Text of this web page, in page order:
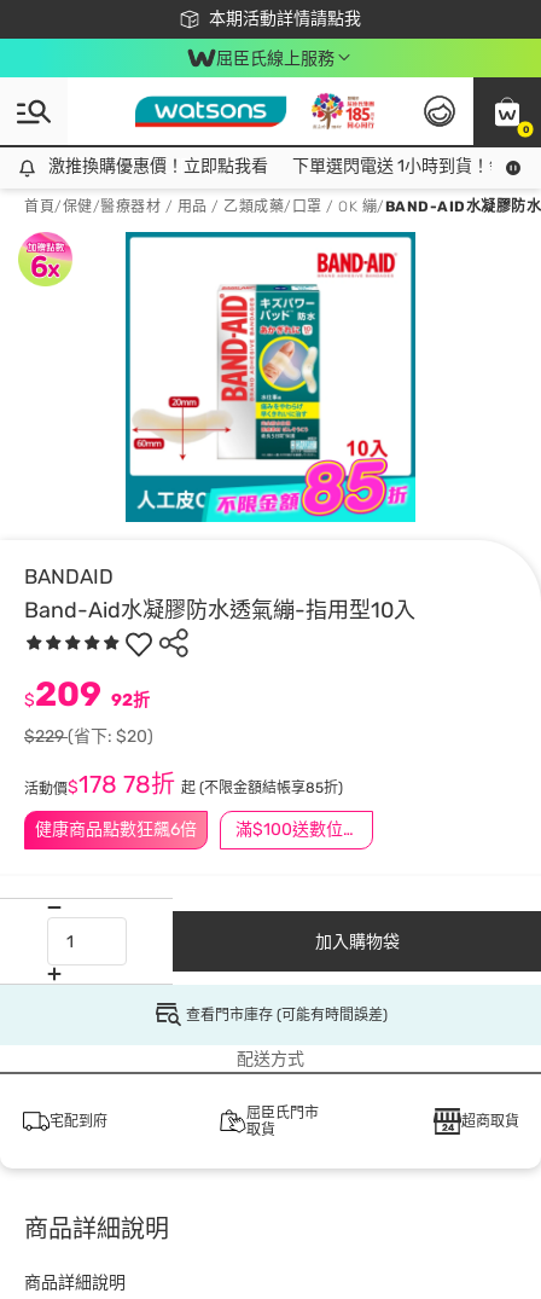
本期活動詳情請點我
下載app最高回饋$350
屈臣氏線上服務
0
激推換購優惠價！立即點我看
激推換購優惠價！立即點我看 下單選閃電送 1小時到貨！領神
首頁/保健/醫療器材 / 用品 / 乙類成藥/ 口罩 / OK 繃/BAND-AID水凝膠防
BANDAID
Band-Aid水凝膠防水透氣繃-指用型10入
健康商品點數狂飆6倍 滿$100送數位印花
$209 92折
$229(省下: $20)
活動價$178 78折 起 (不限金額結帳享85折)
加入購物袋
查看門市庫存 (可能有時間誤差)
配送方式
宅配到府
屈臣氏門市
取貨
超商取貨
商品詳細說明
商品詳細說明